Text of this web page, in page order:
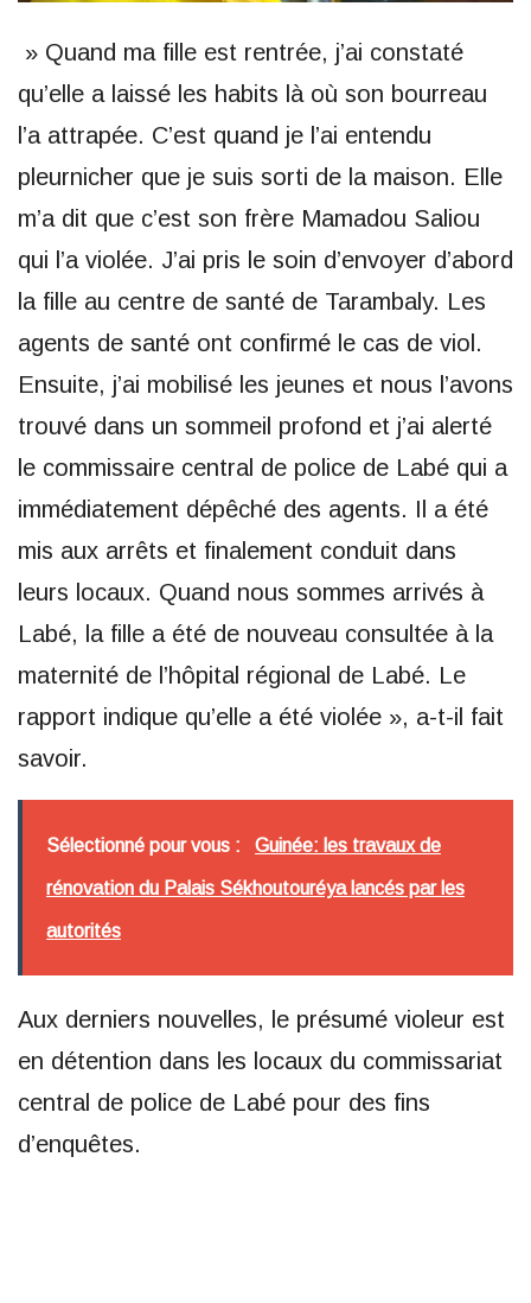
» Quand ma fille est rentrée, j’ai constaté
qu’elle a laissé les habits là où son bourreau
l’a attrapée. C’est quand je l’ai entendu
pleurnicher que je suis sorti de la maison. Elle
m’a dit que c’est son frère Mamadou Saliou
qui l’a violée. J’ai pris le soin d’envoyer d’abord
la fille au centre de santé de Tarambaly. Les
agents de santé ont confirmé le cas de viol.
Ensuite, j’ai mobilisé les jeunes et nous l’avons
trouvé dans un sommeil profond et j’ai alerté
le commissaire central de police de Labé qui a
immédiatement dépêché des agents. Il a été
mis aux arrêts et finalement conduit dans
leurs locaux. Quand nous sommes arrivés à
Labé, la fille a été de nouveau consultée à la
maternité de l’hôpital régional de Labé. Le
rapport indique qu’elle a été violée », a-t-il fait
savoir.
Sélectionné pour vous : Guinée: les travaux de
rénovation du Palais Sékhoutouréya lancés par les
autorités
Aux derniers nouvelles, le présumé violeur est
en détention dans les locaux du commissariat
central de police de Labé pour des fins
d’enquêtes.